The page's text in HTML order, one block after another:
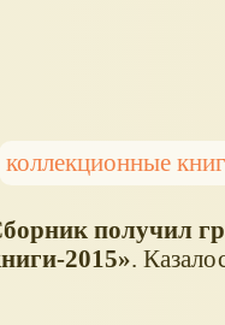
коллекционные
получил
2015» .